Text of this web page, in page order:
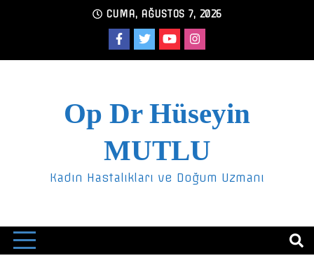
CUMA, AĞUSTOS 7, 2026
Op Dr Hüseyin
MUTLU
Kadın Hastalıkları ve Doğum Uzmanı